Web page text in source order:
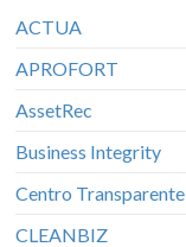
ACTUA
APROFORT
AssetRec
Business Integrity
Centro Transparente
CLEANBIZ